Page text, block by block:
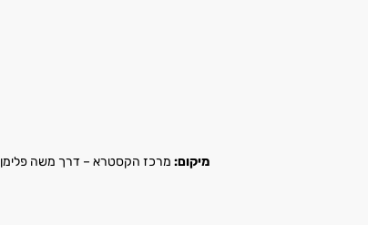
מיקום: מרכז הקסטרא – דרך משה פלימן 8, חיפה |